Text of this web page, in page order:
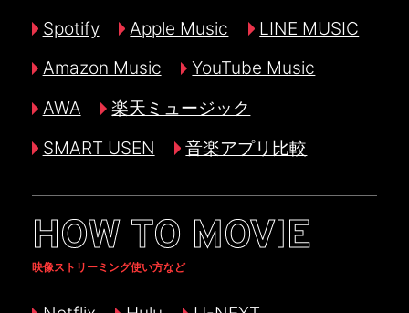
Spotify Apple Music
LINE MUSIC
Amazon Music
YouTube Music
AWA
楽天ミュージック
SMART USEN
音楽アプリ比較
HOW TO MOVIE
映像ストリーミング使い方など